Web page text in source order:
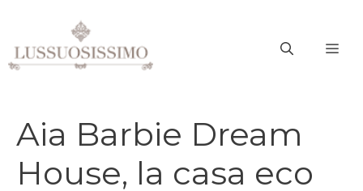
contenuto
Aia Barbie Dream
House, la casa eco